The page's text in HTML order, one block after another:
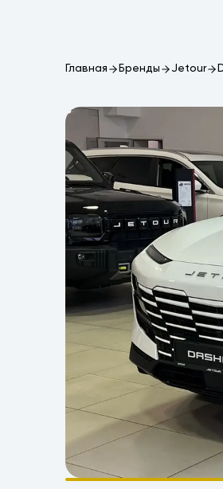
Главная Бренды Jetour